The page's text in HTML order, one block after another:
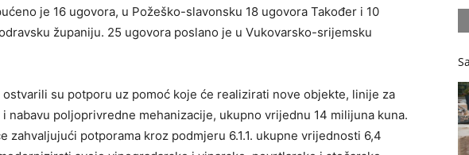
je 16 ugovora, u Požeško-slavonsku 18 ugovora Također i 10
županiju. 25 ugovora poslano je u Vukovarsko-srijemsku
ostvarili su potporu uz pomoć koje će realizirati nove objekte, linije za
nabavu poljoprivredne mehanizacije, ukupno vrijednu 14 milijuna kuna.
zahvaljujući potporama kroz podmjeru 6.1.1. ukupne vrijednosti 6,4